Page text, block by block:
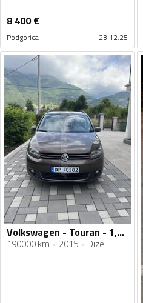
8 400€
Podgorica 23.12.25
Volkswagen - Touran - 1,6 TDI
190000 km 2015 Dizel